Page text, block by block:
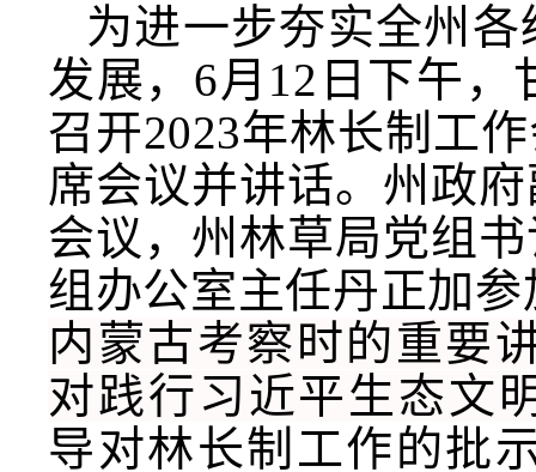
为进一步夯实全州
发展，6月12日下午
召开2023年林长制工
席会议并讲话。州政
会议，州林草局党组
组办公室主任丹正加
内蒙古考察时的重要
对践行习近平生态文
导对林长制工作的批